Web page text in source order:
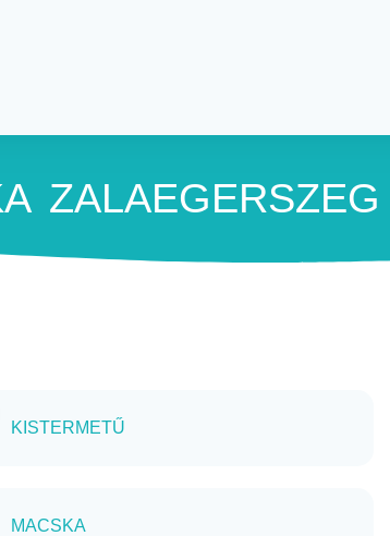
ZALAEGERSZEG
KISTERMETŰ
MACSKA